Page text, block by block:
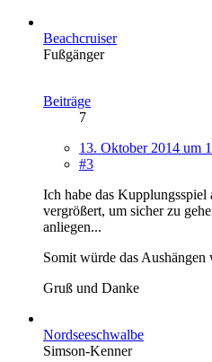
Beachcruiser
Fußgänger
Beiträge
7
13. Oktober 2014 um
#3
Ich habe das
vergrößert, um sicher zu
anliegen...
Somit würde das
Gruß und Danke
Nordseeschwalbe
Simson-Kenner